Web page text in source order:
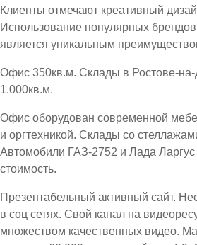
Клиенты отмечают креативный
Использование популярных
является уникальным
Офис 350кв.м. Склады в Ростове-
1.000кв.м.
Офис оборудован современной
и оргтехникой. Склады со
Автомобили ГАЗ-2752 и Лада
стоимость.
Презентабельный активный сайт.
в соц сетях. Свой канал на
множеством качественных видео.